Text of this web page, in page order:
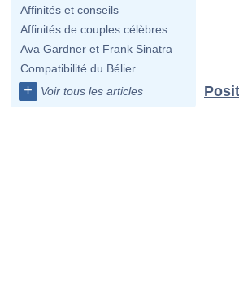
Affinités et conseils
Affinités de couples célèbres
Ava Gardner et Frank Sinatra
Compatibilité du Bélier
+ Voir tous les articles